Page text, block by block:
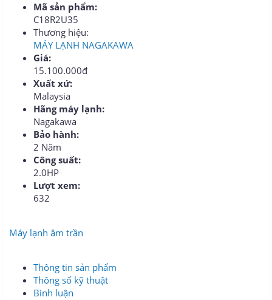
Mã sản phẩm:
C18R2U35
Thương hiệu:
MÁY LẠNH NAGAKAWA
Giá:
15.100.000đ
Xuất xứ:
Malaysia
Hãng máy lạnh:
Nagakawa
Bảo hành:
2 Năm
Công suất:
2.0HP
Lượt xem:
632
Máy lạnh âm trần
Thông tin sản phẩm
Thông số kỹ thuật
Bình luận